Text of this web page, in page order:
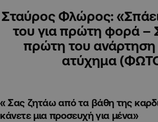
Σταύρος Φλώρος:
του για πρώτη φορά –
πρώτη του ανάρτηση
ατύχημα
« Σας ζητάω από τα βάθη της
κάνετε μια προσευχή για μένα»